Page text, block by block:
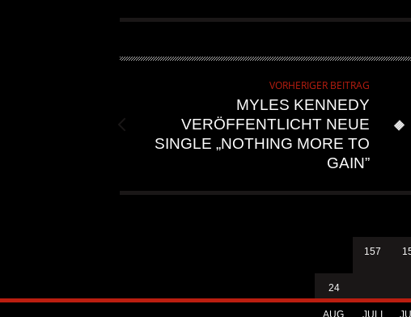
VORHERIGER BEITRAG
MYLES KENNEDY
VERÖFFENTLICHT NEUE
SINGLE „NOTHING MORE TO
GAIN”
24
AUG.
157
JULI